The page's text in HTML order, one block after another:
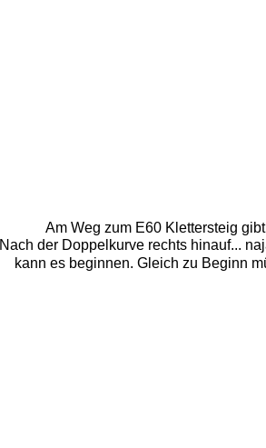
Am Weg zum E60 Klettersteig
Nach der Doppelkurve rechts hinauf...
kann es beginnen. Gleich zu Beginn